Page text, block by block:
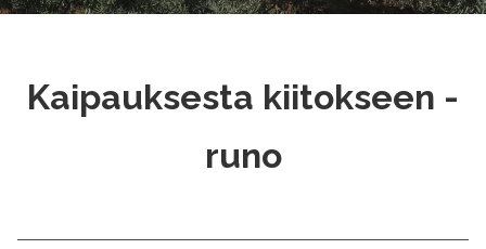
Kaipauksesta kiitokseen -
runo